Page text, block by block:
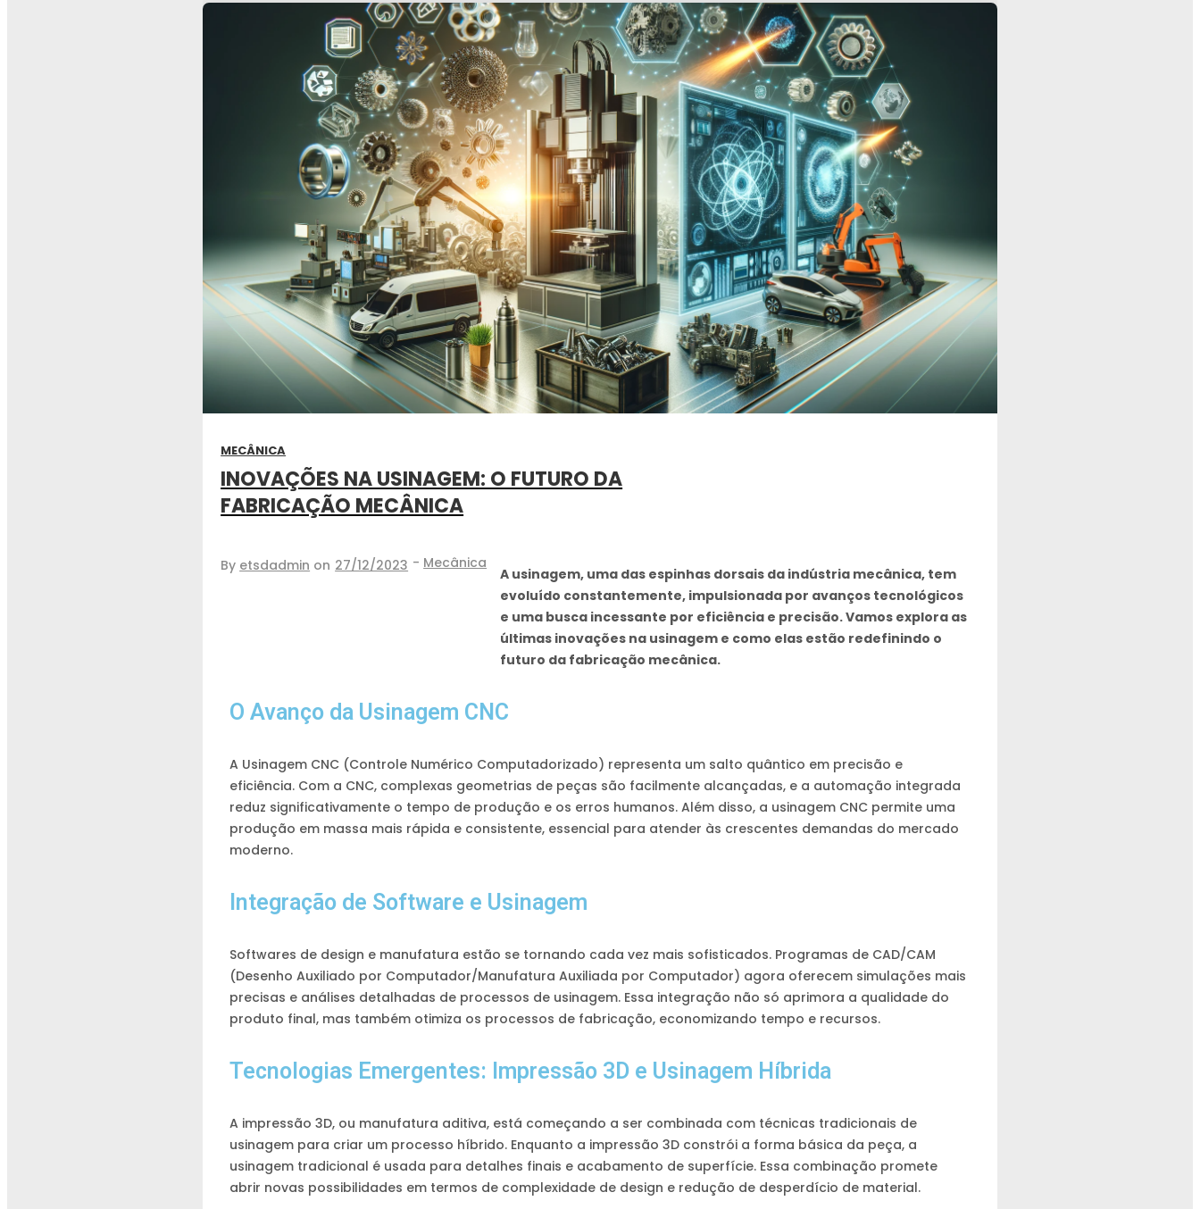
MECÂNICA
INOVAÇÕES NA USINAGEM: O FUTURO DA
FABRICAÇÃO MECÂNICA
By etsdadmin on 27/12/2023 - Mecânica
A usinagem, uma das espinhas dorsais da indústria mecânica, tem
evoluído constantemente, impulsionada por avanços tecnológicos
e uma busca incessante por eficiência e precisão. Vamos explora as
últimas inovações na usinagem e como elas estão redefinindo o
futuro da fabricação mecânica.
O Avanço da Usinagem CNC
A Usinagem CNC (Controle Numérico Computadorizado) representa um salto quântico em precisão e
eficiência. Com a CNC, complexas geometrias de peças são facilmente alcançadas, e a automação integrada
reduz significativamente o tempo de produção e os erros humanos. Além disso, a usinagem CNC permite uma
produção em massa mais rápida e consistente, essencial para atender às crescentes demandas do mercado
moderno.
Integração de Software e Usinagem
Softwares de design e manufatura estão se tornando cada vez mais sofisticados. Programas de CAD/CAM
(Desenho Auxiliado por Computador/Manufatura Auxiliada por Computador) agora oferecem simulações mais
precisas e análises detalhadas de processos de usinagem. Essa integração não só aprimora a qualidade do
produto final, mas também otimiza os processos de fabricação, economizando tempo e recursos.
Tecnologias Emergentes: Impressão 3D e Usinagem Híbrida
A impressão 3D, ou manufatura aditiva, está começando a ser combinada com técnicas tradicionais de
usinagem para criar um processo híbrido. Enquanto a impressão 3D constrói a forma básica da peça, a
usinagem tradicional é usada para detalhes finais e acabamento de superfície. Essa combinação promete
abrir novas possibilidades em termos de complexidade de design e redução de desperdício de material.